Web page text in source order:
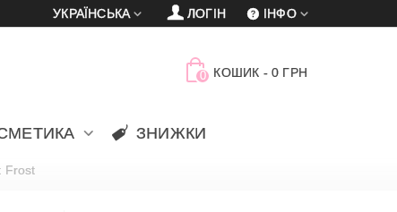
ІНФО
ЛОГІН
УКРАЇНСЬКА
0 КОШИК - 0 ГРН
ЗНИЖКИ
Frost